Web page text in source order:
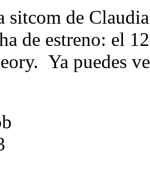
sitcom de
de estreno: el
Ya puedes